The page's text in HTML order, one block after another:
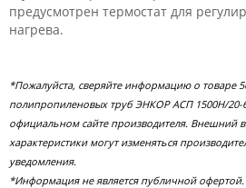
предусмотрен термостат для
нагрева.
*Пожалуйста, сверяйте информацию о товаре
полипропиленовых труб ЭНКОР АСП 1500Н/20-
официальном сайте производителя. Внешний
характеристики могут изменяться
уведомления.
*Информация не является публичной офертой.